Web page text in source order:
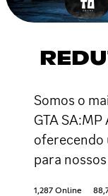
Somos o
GTA
oferecendo
para
1,287 Online